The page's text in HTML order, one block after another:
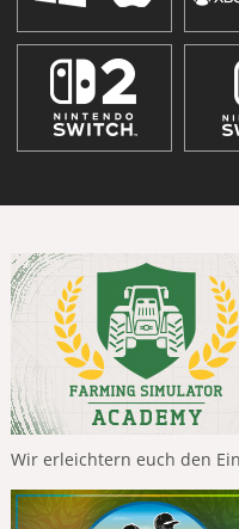
Wir erleichtern euch den